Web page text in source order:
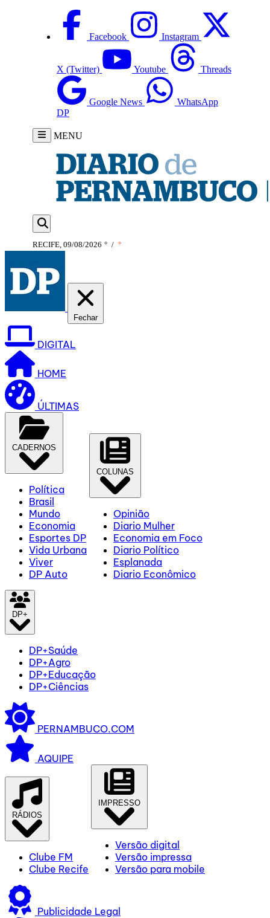
Facebook Instagram
X (Twitter) Youtube Threads
Google News
WhatsApp
DP
MENU
RECIFE, 09/08/2026 ° / °
Fechar
DIGITAL
HOME
ÚLTIMAS
CADERNOS
Política
Brasil
Mundo
Economia
Esportes DP
Vida Urbana
Viver
DP Auto
COLUNAS
Opinião
Diario Mulher
Economia em Foco
Diario Político
Esplanada
Diario Econômico
DP+
DP+Saúde
DP+Agro
DP+Educação
DP+Ciências
PERNAMBUCO.COM
AQUIPE
RÁDIOS
Clube FM
Clube Recife
IMPRESSO
Versão digital
Versão impressa
Versão para mobile
Publicidade Legal